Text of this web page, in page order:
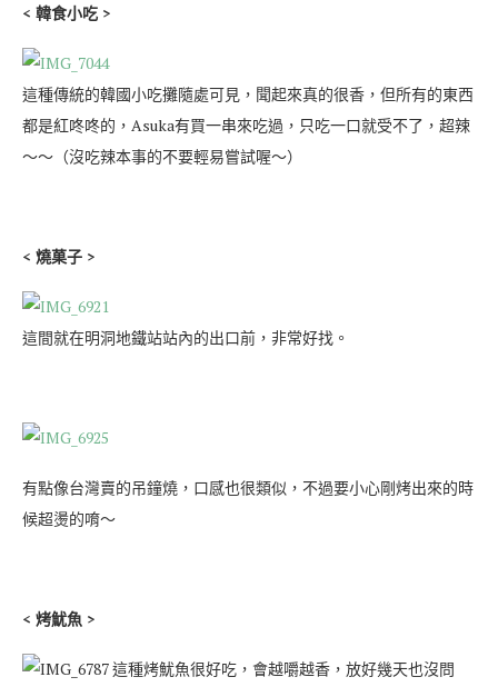
< 韓食小吃 >
這種傳統的韓國小吃攤隨處可見，聞起來真的很香，但所有的東西
都是紅咚咚的，Asuka有買一串來吃過，只吃一口就受不了，超辣
～～（沒吃辣本事的不要輕易嘗試喔～）
< 燒菓子 >
這間就在明洞地鐵站站內的出口前，非常好找。
有點像台灣賣的吊鐘燒，口感也很類似，不過要小心剛烤出來的時
候超燙的唷～
< 烤魷魚 >
這種烤魷魚很好吃，會越嚼越香，放好幾天也沒問